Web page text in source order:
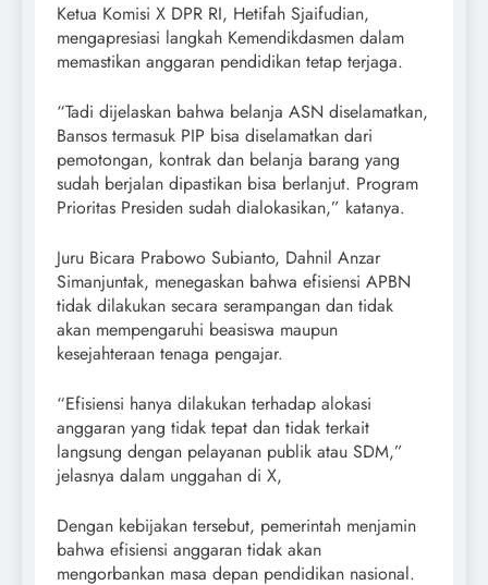
Ketua Komisi X DPR RI, Hetifah Sjaifudian,
mengapresiasi langkah Kemendikdasmen dalam
memastikan anggaran pendidikan tetap terjaga.
“Tadi dijelaskan bahwa belanja ASN diselamatkan,
Bansos termasuk PIP bisa diselamatkan dari
pemotongan, kontrak dan belanja barang yang
sudah berjalan dipastikan bisa berlanjut. Program
Prioritas Presiden sudah dialokasikan,” katanya.
Juru Bicara Prabowo Subianto, Dahnil Anzar
Simanjuntak, menegaskan bahwa efisiensi APBN
tidak dilakukan secara serampangan dan tidak
akan mempengaruhi beasiswa maupun
kesejahteraan tenaga pengajar.
“Efisiensi hanya dilakukan terhadap alokasi
anggaran yang tidak tepat dan tidak terkait
langsung dengan pelayanan publik atau SDM,”
jelasnya dalam unggahan di X,
Dengan kebijakan tersebut, pemerintah menjamin
bahwa efisiensi anggaran tidak akan
mengorbankan masa depan pendidikan nasional.